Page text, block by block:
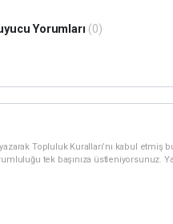
Yorumları (0)
Topluluk Kuralları’nı kabul etmiş
tek başınıza üstleniyorsunuz.